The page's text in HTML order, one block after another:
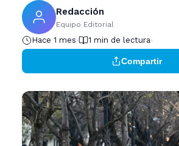
Redacción
Equipo Editorial
Hace 1 mes 1 min de lectura
Compartir